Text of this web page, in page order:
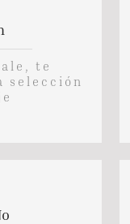
te
selección